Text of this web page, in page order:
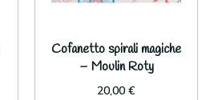
Cofanetto spirali magiche
– Moulin Roty
20,00 €